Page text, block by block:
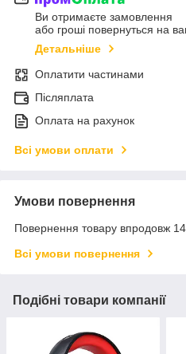
Ви отримаєте замовлення
або гроші повернуться на
Детальніше
Оплатити частинами
Післяплата
Оплата на рахунок
Всі умови оплати
Умови повернення
Повернення товару впродовж
Всі умови повернення
Подібні товари компанії